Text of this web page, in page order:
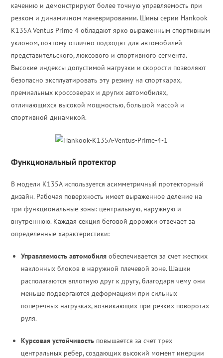
качению и демонстрируют более точную управляемость при
резком и динамичном маневрировании. Шины серии Hankook
K135A Ventus Prime 4 обладают ярко выраженным спортивным
уклоном, поэтому отлично подходят для автомобилей
представительского, люксового и спортивного сегмента.
Высокие индексы допустимой нагрузки и скорости позволяют
безопасно эксплуатировать эту резину на спорткарах,
премиальных кроссоверах и других автомобилях,
отличающихся высокой мощностью, большой массой и
спортивной динамикой.
Функциональный протектор
В модели K135A используется асимметричный протекторный
дизайн. Рабочая поверхность имеет выраженное деление на
три функциональные зоны: центральную, наружную и
внутреннюю. Каждая секция беговой дорожки отвечает за
определенные характеристики:
Управляемость автомобиля обеспечивается за счет жестких
наклонных блоков в наружной плечевой зоне. Шашки
располагаются вплотную друг к другу, благодаря чему они
меньше подвергаются деформациям при сильных
поперечных нагрузках, возникающих при резких поворотах
руля.
Курсовая устойчивость повышается за счет трех
центральных ребер, создающих высокий момент инерции